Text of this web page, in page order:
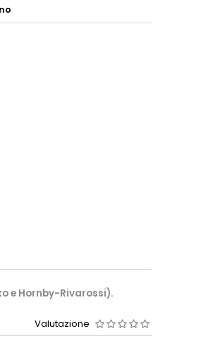
e Hornby-Rivarossi).
Valutazione